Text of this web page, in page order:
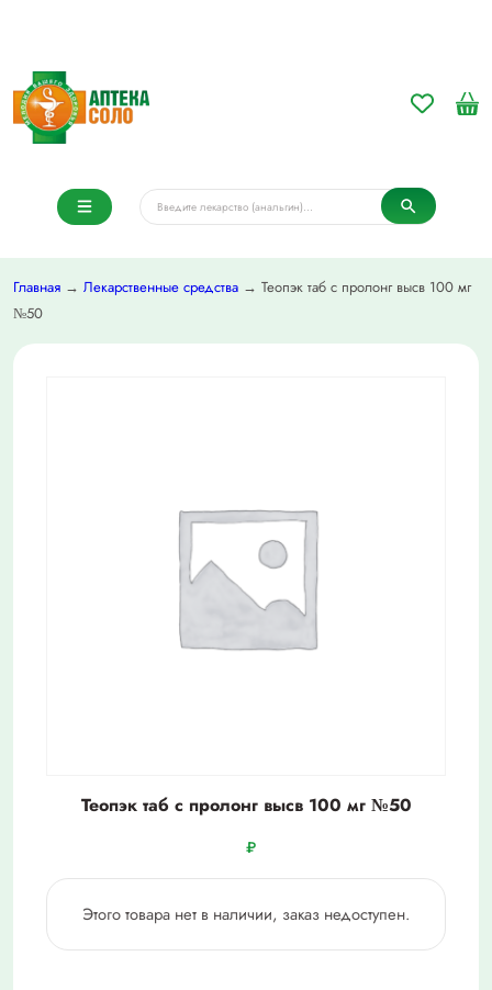
Главная → Лекарственные средства → Теопэк таб с пролонг высв 100 мг
№50
Теопэк таб с пролонг высв 100 мг №50
₽
Этого товара нет в наличии, заказ недоступен.